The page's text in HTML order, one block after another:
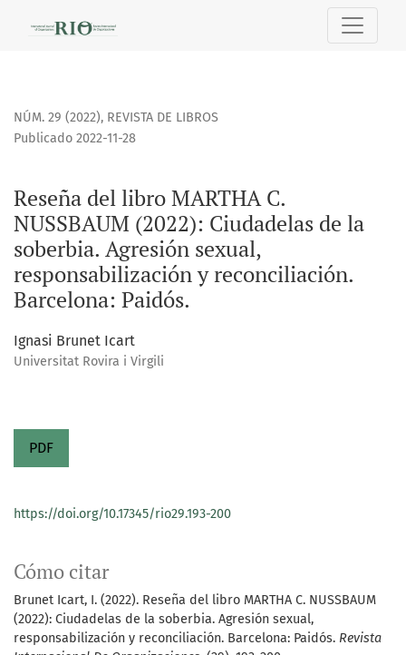
Reseña del libro MARTHA C. NUSSBAUM (2022):
NÚM. 29 (2022), REVISTA DE LIBROS
Reseña del libro MARTHA C.
NUSSBAUM (2022): Ciudadelas de la
soberbia. Agresión sexual,
responsabilización y reconciliación.
Barcelona: Paidós.
Publicado 2022-11-28
Ignasi Brunet Icart
Universitat Rovira i Virgili
PDF
Cómo citar
Brunet Icart, I. (2022). Reseña del libro MARTHA C. NUSSBAUM
(2022): Ciudadelas de la soberbia. Agresión sexual,
responsabilización y reconciliación. Barcelona: Paidós. Revista
https://doi.org/10.17345/rio29.193-200